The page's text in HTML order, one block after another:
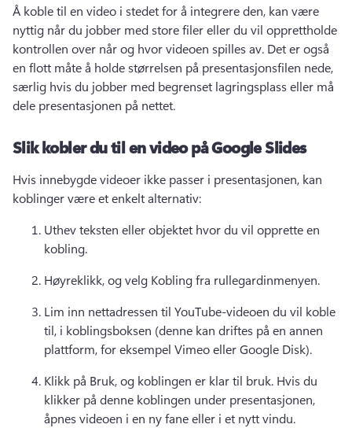
Å koble til en video i stedet for å integrere den, kan være
nyttig når du jobber med store filer eller du vil opprettholde
kontrollen over når og hvor videoen spilles av. Det er også
en flott måte å holde størrelsen på presentasjonsfilen nede,
særlig hvis du jobber med begrenset lagringsplass eller må
dele presentasjonen på nettet.
Slik kobler du til en video på Google Slides
Hvis innebygde videoer ikke passer i presentasjonen, kan
koblinger være et enkelt alternativ:
Uthev teksten eller objektet hvor du vil opprette en
kobling.
Høyreklikk, og velg Kobling fra rullegardinmenyen.
Lim inn nettadressen til YouTube-videoen du vil koble
til, i koblingsboksen (denne kan driftes på en annen
plattform, for eksempel Vimeo eller Google Disk).
Klikk på Bruk, og koblingen er klar til bruk. Hvis du
klikker på denne koblingen under presentasjonen,
åpnes videoen i en ny fane eller i et nytt vindu.